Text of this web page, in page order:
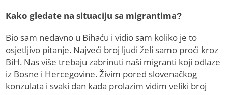
Kako gledate na situaciju sa migrantima?
Bio sam nedavno u Bihaću i vidio sam koliko je to
osjetljivo pitanje. Najveći broj ljudi želi samo proći kroz
BiH. Nas više trebaju zabrinuti naši migranti koji odlaze
iz Bosne i Hercegovine. Živim pored slovenačkog
konzulata i svaki dan kada prolazim vidim veliki broj